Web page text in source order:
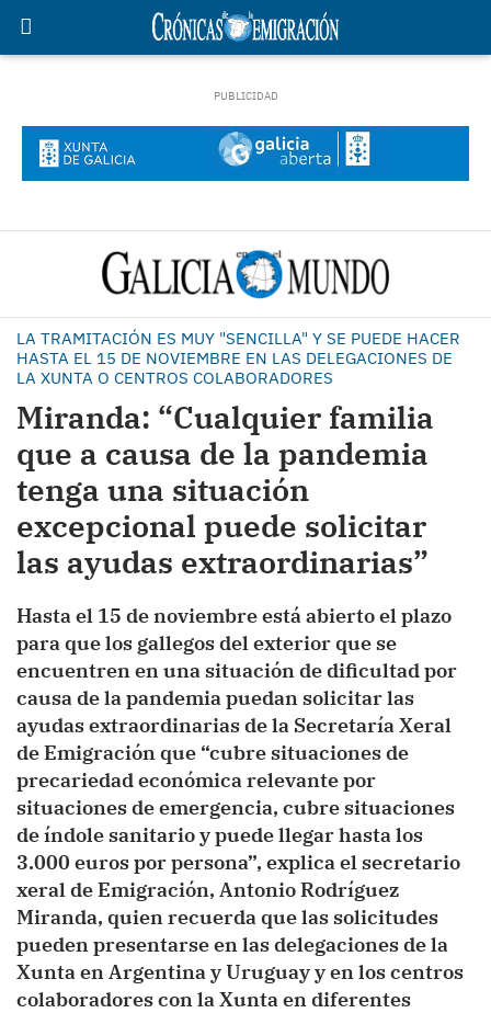
LA TRAMITACIÓN ES MUY "SENCILLA" Y SE PUEDE HACER
HASTA EL 15 DE NOVIEMBRE EN LAS DELEGACIONES DE
LA XUNTA O CENTROS COLABORADORES
Miranda: “Cualquier familia
que a causa de la pandemia
tenga una situación
excepcional puede solicitar
las ayudas extraordinarias”
Hasta el 15 de noviembre está abierto el plazo
para que los gallegos del exterior que se
encuentren en una situación de dificultad por
causa de la pandemia puedan solicitar las
ayudas extraordinarias de la Secretaría Xeral
de Emigración que “cubre situaciones de
precariedad económica relevante por
situaciones de emergencia, cubre situaciones
de índole sanitario y puede llegar hasta los
3.000 euros por persona”, explica el secretario
xeral de Emigración, Antonio Rodríguez
Miranda, quien recuerda que las solicitudes
pueden presentarse en las delegaciones de la
Xunta en Argentina y Uruguay y en los centros
colaboradores con la Xunta en diferentes